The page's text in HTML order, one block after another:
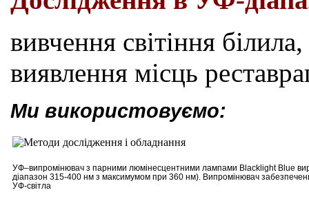
вивчення світіння
виявлення місць
Ми використовуємо:
УФ–випромінювач з парними люмінесцентними лампами Blacklight Blue
діапазон 315-400 нм з максимумом при 360 нм). Випромінювач
УФ-світла